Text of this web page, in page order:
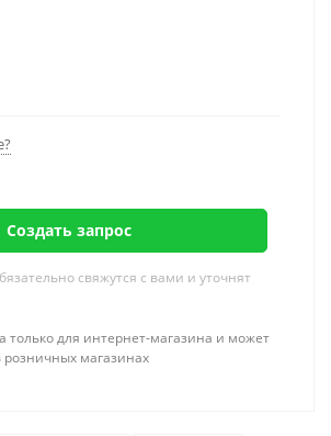
Создать запрос
свяжутся с вами и уточнят
только для интернет-магазина и может
розничных магазинах